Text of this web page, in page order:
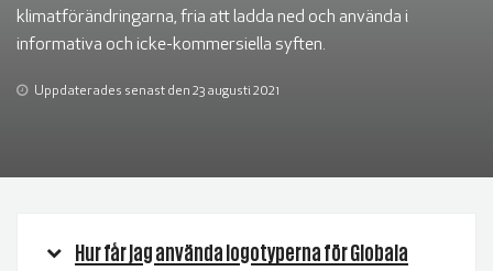
RESURSER
klimatförändringarna, fria att ladda ned och använda i
informativa och icke-kommersiella syften.
Uppdaterades senast den 23 augusti 2021
Hur får jag använda logotyperna för Globala